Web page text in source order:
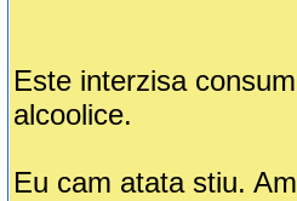
Este interzisa
alcoolice.
Eu cam atata stiu.